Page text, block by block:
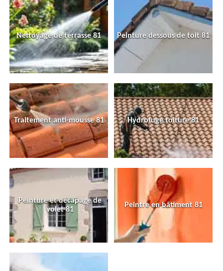
Nettoyage de terrasse 81 Peinture dessous de toit 81
Traitement anti-mousse 81 Hydrofuge toiture 81
Peinture et décapage de
volet 81
Peintre en bâtiment 81